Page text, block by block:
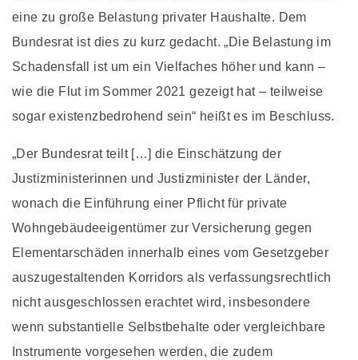
eine zu große Belastung privater Haushalte. Dem
Bundesrat ist dies zu kurz gedacht. „Die Belastung im
Schadensfall ist um ein Vielfaches höher und kann –
wie die Flut im Sommer 2021 gezeigt hat – teilweise
sogar existenzbedrohend sein“ heißt es im Beschluss.
„Der Bundesrat teilt […] die Einschätzung der
Justizministerinnen und Justizminister der Länder,
wonach die Einführung einer Pflicht für private
Wohngebäudeeigentümer zur Versicherung gegen
Elementarschäden innerhalb eines vom Gesetzgeber
auszugestaltenden Korridors als verfassungsrechtlich
nicht ausgeschlossen erachtet wird, insbesondere
wenn substantielle Selbstbehalte oder vergleichbare
Instrumente vorgesehen werden, die zudem